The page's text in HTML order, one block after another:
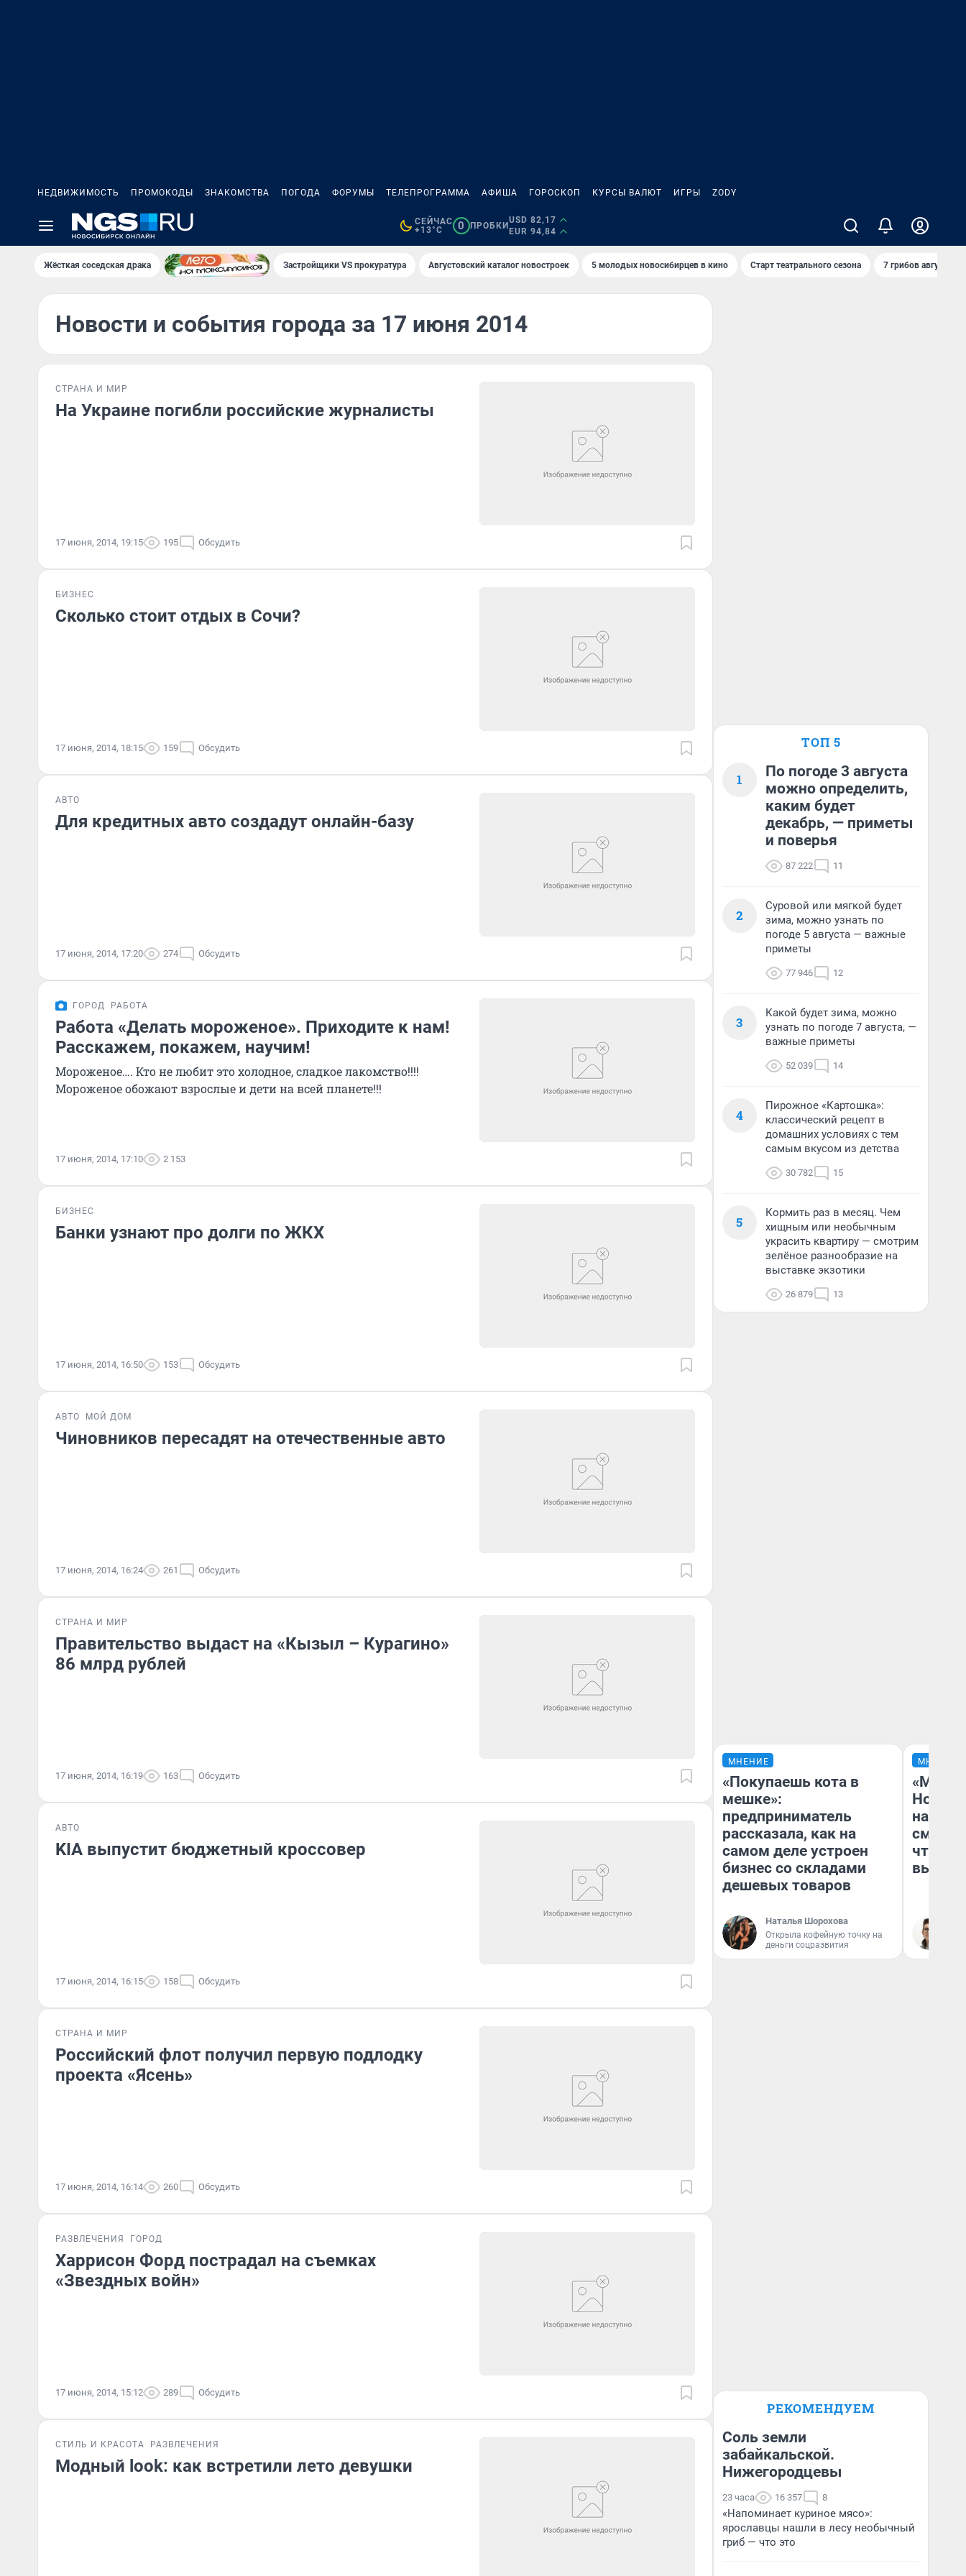
НЕДВИЖИМОСТЬ ПРОМОКОДЫ ЗНАКОМСТВА ПОГОДА ФОРУМЫ ТЕЛЕПРОГРАММА АФИША ГОРОСКОП КУРСЫ ВАЛЮТ ИГРЫ ZODY
СЕЙЧАС
+13°C
0 ПРОБКИ
USD 82,17
EUR 94,84
Жёсткая соседская драка Застройщики VS прокуратура Августовский каталог новостроек 5 молодых новосибирцев в кино Старт театрального сезона 7 грибов августа
Новости и события города за 17 июня 2014
СТРАНА И МИР
На Украине погибли российские журналисты
17 июня, 2014, 19:15 195 Обсудить
БИЗНЕС
Сколько стоит отдых в Сочи?
17 июня, 2014, 18:15 159 Обсудить
АВТО
Для кредитных авто создадут онлайн-базу
17 июня, 2014, 17:20 274 Обсудить
ГОРОД РАБОТА
Работа «Делать мороженое». Приходите к нам!
Расскажем, покажем, научим!
Мороженое…. Кто не любит это холодное, сладкое лакомство!!!!
Мороженое обожают взрослые и дети на всей планете!!!
17 июня, 2014, 17:10 2 153
БИЗНЕС
Банки узнают про долги по ЖКХ
17 июня, 2014, 16:50 153 Обсудить
АВТО МОЙ ДОМ
Чиновников пересадят на отечественные авто
17 июня, 2014, 16:24 261 Обсудить
СТРАНА И МИР
Правительство выдаст на «Кызыл – Курагино»
86 млрд рублей
17 июня, 2014, 16:19 163 Обсудить
АВТО
KIA выпустит бюджетный кроссовер
17 июня, 2014, 16:15 158 Обсудить
СТРАНА И МИР
Российский флот получил первую подлодку
проекта «Ясень»
17 июня, 2014, 16:14 260 Обсудить
РАЗВЛЕЧЕНИЯ ГОРОД
Харрисон Форд пострадал на съемках
«Звездных войн»
17 июня, 2014, 15:12 289 Обсудить
СТИЛЬ И КРАСОТА РАЗВЛЕЧЕНИЯ
Модный look: как встретили лето девушки
ТОП 5
1
По погоде 3 августа
можно определить,
каким будет
декабрь, — приметы
и поверья
87 222 11
2
Суровой или мягкой будет
зима, можно узнать по
погоде 5 августа — важные
приметы
77 946 12
3
Какой будет зима, можно
узнать по погоде 7 августа, —
важные приметы
52 039 14
4
Пирожное «Картошка»:
классический рецепт в
домашних условиях с тем
самым вкусом из детства
30 782 15
5
Кормить раз в месяц. Чем
хищным или необычным
украсить квартиру — смотрим
зелёное разнообразие на
выставке экзотики
26 879 13
МНЕНИЕ
«Покупаешь кота в
мешке»:
предприниматель
рассказала, как на
самом деле устроен
бизнес со складами
дешевых товаров
Наталья Шорохова
Открыла кофейную точку на
деньги соцразвития
МНЕНИЕ
«Мы
чтобы
РЕКОМЕНДУЕМ
Соль земли
забайкальской.
Нижегородцевы
23 часа 16 357 8
«Напоминает куриное мясо»:
ярославцы нашли в лесу необычный
гриб — что это